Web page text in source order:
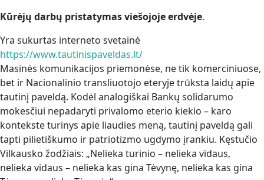
Kūrėjų darbų pristatymas viešojoje erdvėje.
Yra sukurtas interneto svetainė
https://www.tautinispaveldas.lt/
Masinės komunikacijos priemonėse, ne tik komerciniuose,
bet ir Nacionalinio transliuotojo eteryje trūksta laidų apie
tautinį paveldą. Kodėl analogiškai Bankų solidarumo
mokesčiui nepadaryti privalomo eterio kiekio – karo
kontekste turinys apie liaudies meną, tautinį paveldą gali
tapti pilietiškumo ir patriotizmo ugdymo įrankiu. Kęstučio
Vilkausko žodžiais: „Nelieka turinio – nelieka vidaus,
nelieka vidaus – nelieka kas gina Tėvynę, nelieka kas gina